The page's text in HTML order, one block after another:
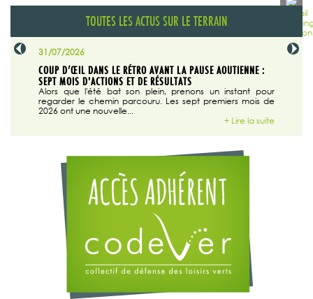
TOUTES LES ACTUS SUR LE TERRAIN
31/07/2026
COUP D’ŒIL DANS LE RÉTRO AVANT LA PAUSE AOUTIENNE :
SEPT MOIS D'ACTIONS ET DE RÉSULTATS
Alors que l'été bat son plein, prenons un instant pour
regarder le chemin parcouru. Les sept premiers mois de
2026 ont une nouvelle...
+ Lire la suite
29/07/